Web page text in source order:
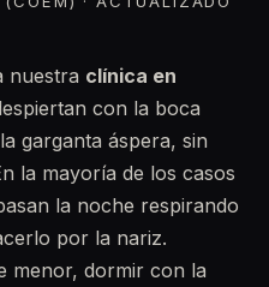
nuestra clínica en
con la boca
garganta áspera, sin
la mayoría de los casos
la noche respirando
por la nariz.
menor, dormir con la